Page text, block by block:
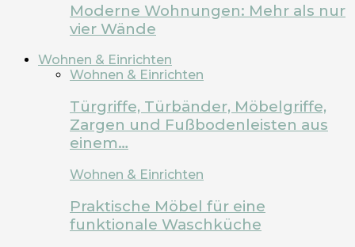
Moderne Wohnungen: Mehr als nur
vier Wände
Wohnen & Einrichten
Wohnen & Einrichten
Türgriffe, Türbänder, Möbelgriffe,
Zargen und Fußbodenleisten aus
einem…
Wohnen & Einrichten
Praktische Möbel für eine
funktionale Waschküche